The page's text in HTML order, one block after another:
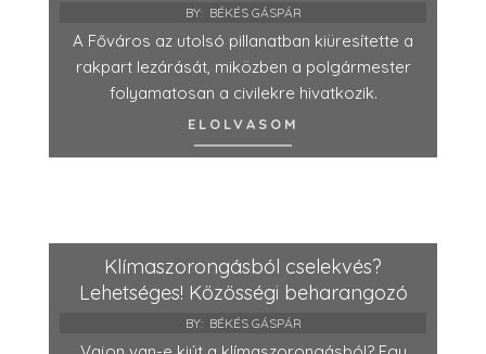
BY: BÉKÉS GÁSPÁR
A Főváros az utolsó pillanatban kiüresítette a
rakpart lezárását, miközben a polgármester
folyamatosan a civilekre hivatkozik.
ELOLVASOM
Klímaszorongásból cselekvés?
Lehetséges! Közösségi beharangozó
BY: BÉKÉS GÁSPÁR